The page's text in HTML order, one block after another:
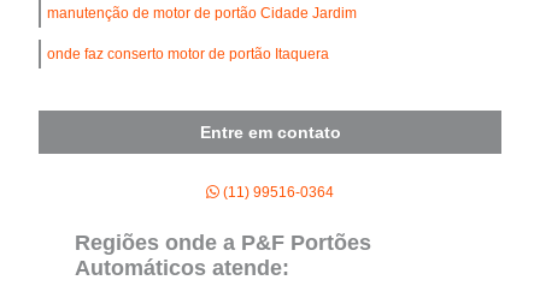
manutenção de motor de portão Cidade Jardim
onde faz conserto motor de portão Itaquera
Entre em contato
(11) 99516-0364
Regiões onde a P&F Portões
Automáticos atende: